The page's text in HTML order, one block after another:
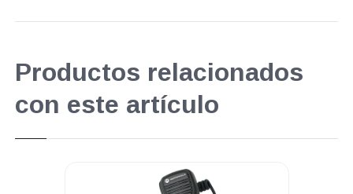
Productos relacionados
con este artículo